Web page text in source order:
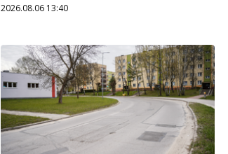
2026.08.06 13:40